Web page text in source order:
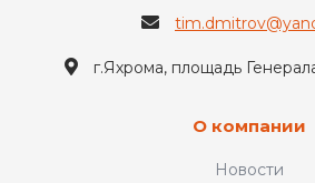
г.Яхрома, площадь
О компании
Новости